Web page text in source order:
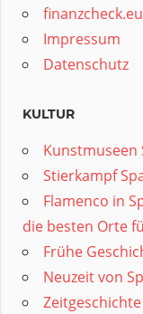
finanzcheck.eu
Impressum
Datenschutz
KULTUR
Kunstmuseen
Stierkampf
Flamenco in
die besten Orte
Frühe
Neuzeit von